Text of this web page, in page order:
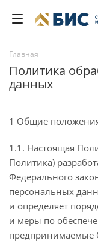
Главная
Политика
данных
1 Общие
1.1. Настоящая
Политика)
Федерального
персональных
и определяет
и меры по
предпринимаемые